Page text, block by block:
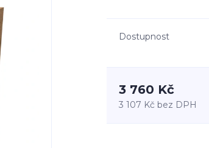
Dostupnost
3 760 Kč
3 107 Kč bez DPH